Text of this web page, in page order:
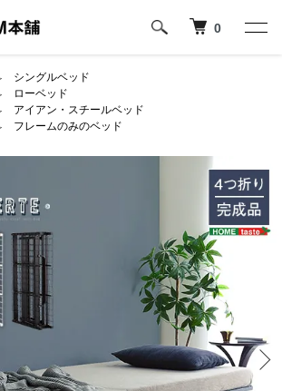
0
シングルベッド
ローベッド
アイアン・スチールベッド
フレームのみのベッド